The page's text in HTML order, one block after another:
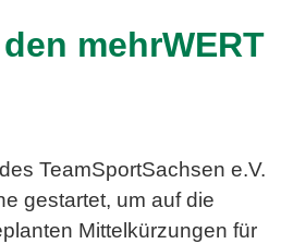
mehrWERT
TeamSportSachsen e.V.
gestartet, um auf die
Mittelkürzungen für